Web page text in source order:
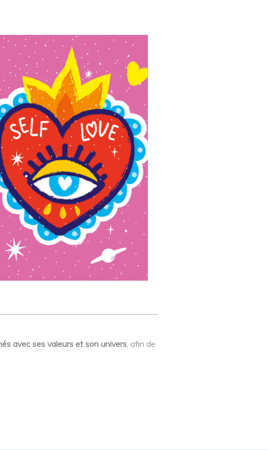
avec ses valeurs et son univers , afin de